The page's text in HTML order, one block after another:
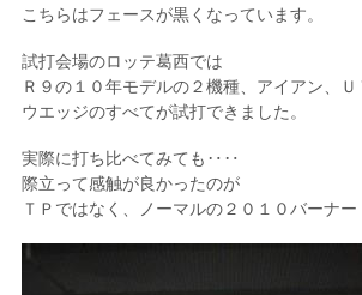
こちらはフェースが黒くなっています。
試打会場のロッテ葛西では
Ｒ９の１０年モデルの２機種、アイアン、Ｕ
ウエッジのすべてが試打できました。
実際に打ち比べてみても‥‥
際立って感触が良かったのが
ＴＰではなく、ノーマルの２０１０バーナー